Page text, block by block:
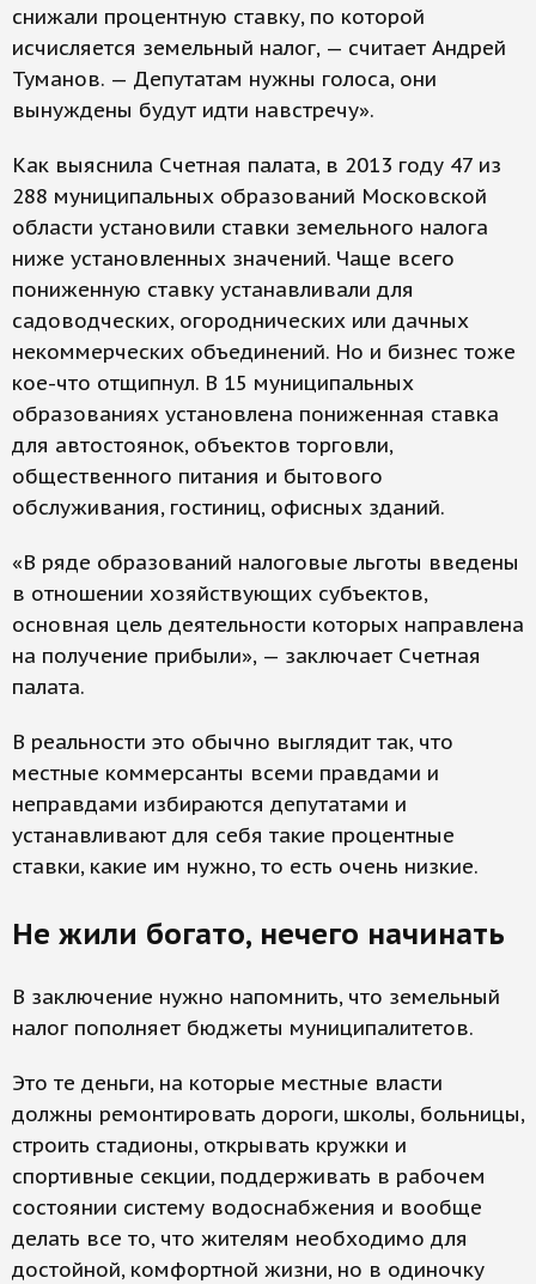
снижали процентную ставку, по которой
исчисляется земельный налог, — считает Андрей
Туманов. — Депутатам нужны голоса, они
вынуждены будут идти навстречу».
Как выяснила Счетная палата, в 2013 году 47 из
288 муниципальных образований Московской
области установили ставки земельного налога
ниже установленных значений. Чаще всего
пониженную ставку устанавливали для
садоводческих, огороднических или дачных
некоммерческих объединений. Но и бизнес тоже
кое-что отщипнул. В 15 муниципальных
образованиях установлена пониженная ставка
для автостоянок, объектов торговли,
общественного питания и бытового
обслуживания, гостиниц, офисных зданий.
«В ряде образований налоговые льготы введены
в отношении хозяйствующих субъектов,
основная цель деятельности которых направлена
на получение прибыли», — заключает Счетная
палата.
В реальности это обычно выглядит так, что
местные коммерсанты всеми правдами и
неправдами избираются депутатами и
устанавливают для себя такие процентные
ставки, какие им нужно, то есть очень низкие.
Не жили богато, нечего начинать
В заключение нужно напомнить, что земельный
налог пополняет бюджеты муниципалитетов.
Это те деньги, на которые местные власти
должны ремонтировать дороги, школы, больницы,
строить стадионы, открывать кружки и
спортивные секции, поддерживать в рабочем
состоянии систему водоснабжения и вообще
делать все то, что жителям необходимо для
достойной, комфортной жизни, но в одиночку